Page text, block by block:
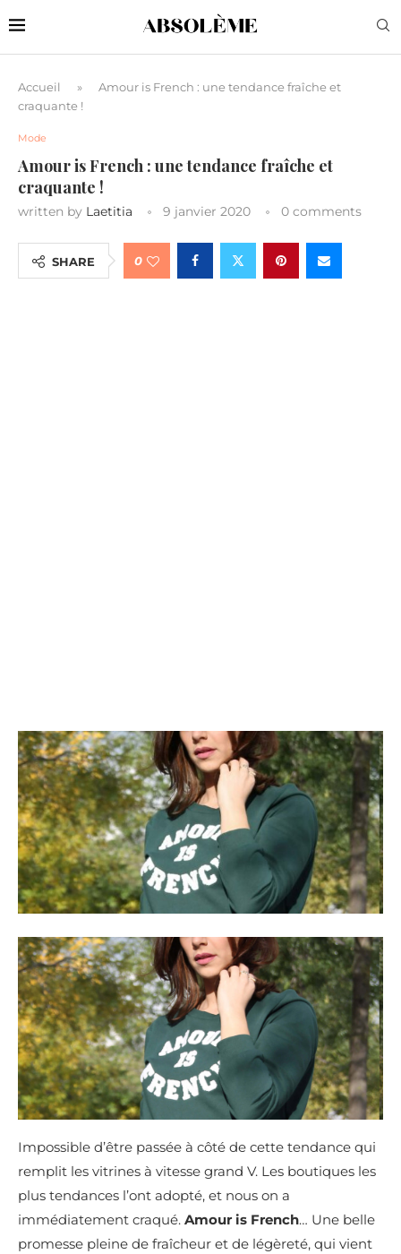
Accueil »
Amour is French : une tendance fraîche et
craquante !
Mode
Amour is French : une tendance fraîche et
craquante !
written by Laetitia 9 janvier 2020 0 comments
SHARE 0
Impossible d’être passée à côté de cette tendance qui
remplit les vitrines à vitesse grand V. Les boutiques les
plus tendances l’ont adopté, et nous on a
immédiatement craqué. Amour is French… Une belle
promesse pleine de fraîcheur et de légèreté, qui vient